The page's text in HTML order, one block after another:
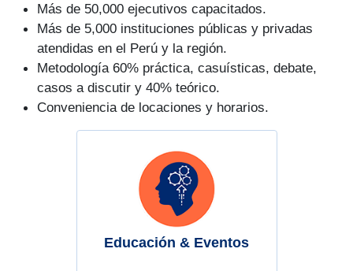
Más de 50,000 ejecutivos capacitados.
Más de 5,000 instituciones públicas y privadas
atendidas en el Perú y la región.
Metodología 60% práctica, casuísticas, debate,
casos a discutir y 40% teórico.
Conveniencia de locaciones y horarios.
Educación & Eventos